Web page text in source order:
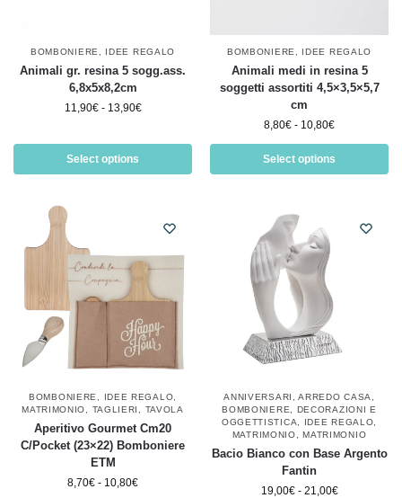
BOMBONIERE IDEE REGALO
Animali gr. resina 5 sogg.ass.
6,8x5x8,2cm
11,90€ - 13,90€
Select options
BOMBONIERE IDEE REGALO
Animali medi in resina 5
soggetti assortiti 4,5×3,5×5,7
cm
8,80€ - 10,80€
Select options
BOMBONIERE IDEE REGALO
MATRIMONIO
TAGLIERI TAVOLA
Aperitivo Gourmet Cm20
C/Pocket (23×22) Bomboniere
ETM
8,70€ - 10,80€
ANNIVERSARI ,ARREDO CASA
BOMBONIERE
DECORAZIONI E
OGGETTISTICA
IDEE REGALO
MATRIMONIO ,MATRIMONIO
Bacio Bianco con Base Argento
Fantin
19,00€ - 21,00€